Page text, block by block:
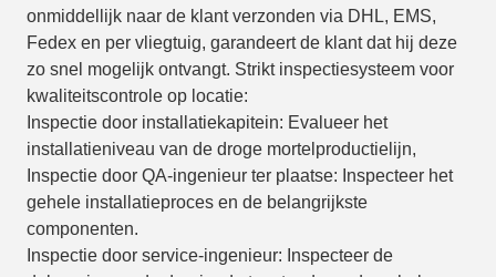
onmiddellijk naar de klant verzonden via DHL, EMS,
Fedex en per vliegtuig, garandeert de klant dat hij deze
zo snel mogelijk ontvangt. Strikt inspectiesysteem voor
kwaliteitscontrole op locatie:
Inspectie door installatiekapitein: Evalueer het
installatieniveau van de droge mortelproductielijn,
Inspectie door QA-ingenieur ter plaatse: Inspecteer het
gehele installatieproces en de belangrijkste
componenten.
Inspectie door service-ingenieur: Inspecteer de